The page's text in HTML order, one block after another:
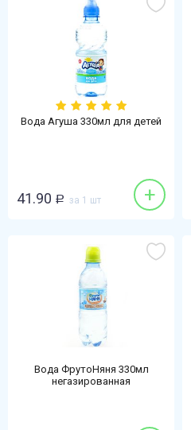
Вода Агуша 330мл для детей
41.90 Р за 1 шт +
Вода ФрутоНяня 330мл
негазированная